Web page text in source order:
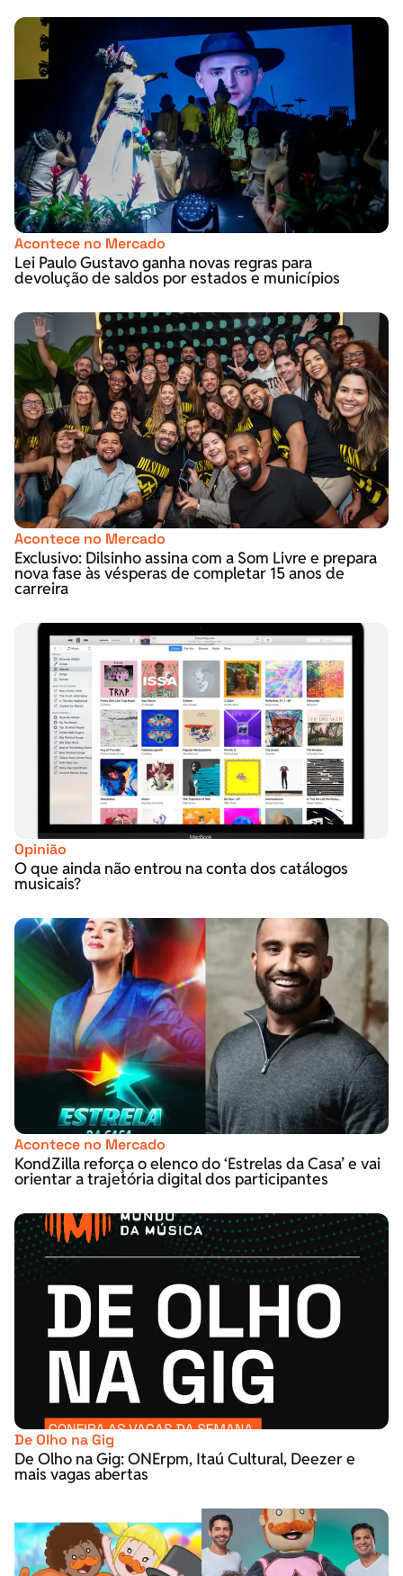
Acontece no Mercado
Lei Paulo Gustavo ganha novas regras para
devolução de saldos por estados e municípios
Acontece no Mercado
Exclusivo: Dilsinho assina com a Som Livre e prepara
nova fase às vésperas de completar 15 anos de
carreira
Opinião
O que ainda não entrou na conta dos catálogos
musicais?
Acontece no Mercado
KondZilla reforça o elenco do ‘Estrelas da Casa’ e vai
orientar a trajetória digital dos participantes
De Olho na Gig
De Olho na Gig: ONErpm, Itaú Cultural, Deezer e
mais vagas abertas